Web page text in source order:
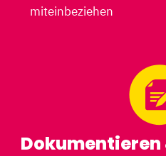
miteinbeziehen